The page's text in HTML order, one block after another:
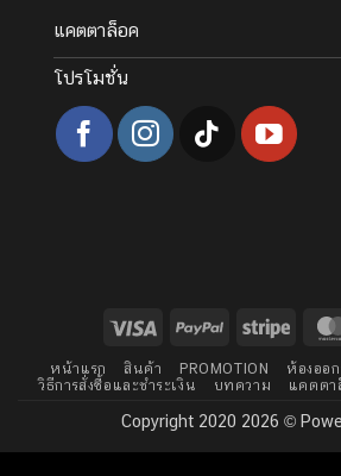
แคตตาล็อค
โปรโมชั่น
Visa PayPal Stripe
หน้าแรก สินค้า PROMOTION ห้องออ
วิธีการสั่งซื้อและชำระเงิน
บทความ แคตตา
Copyright 2020 2026 ©